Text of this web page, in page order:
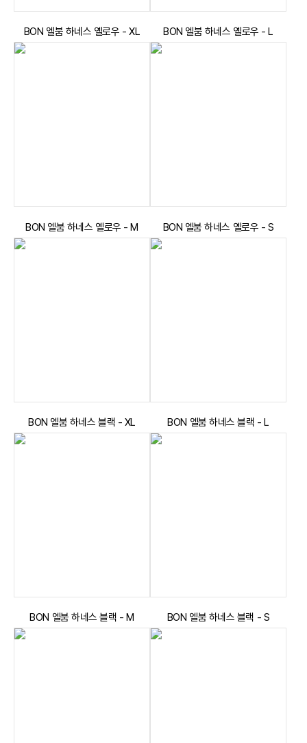
BON 엘붐 하네스 옐로우 - XL BON 엘붐 하네스 옐로우 - L
BON 엘붐 하네스 옐로우 - M BON 엘붐 하네스 옐로우 - S
BON 엘붐 하네스 블랙 - XL BON 엘붐 하네스 블랙 - L
BON 엘붐 하네스 블랙 - M BON 엘붐 하네스 블랙 - S